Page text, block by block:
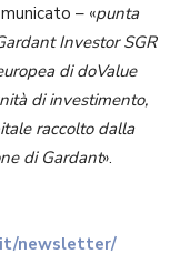
– «punta
Investor SGR
di doValue
di investimento,
raccolto dalla
di Gardant».
newsletter/